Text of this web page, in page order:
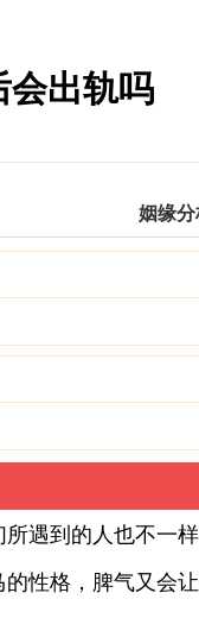
会出轨吗
姻缘
遇到的人也不一
性格，脾气又会